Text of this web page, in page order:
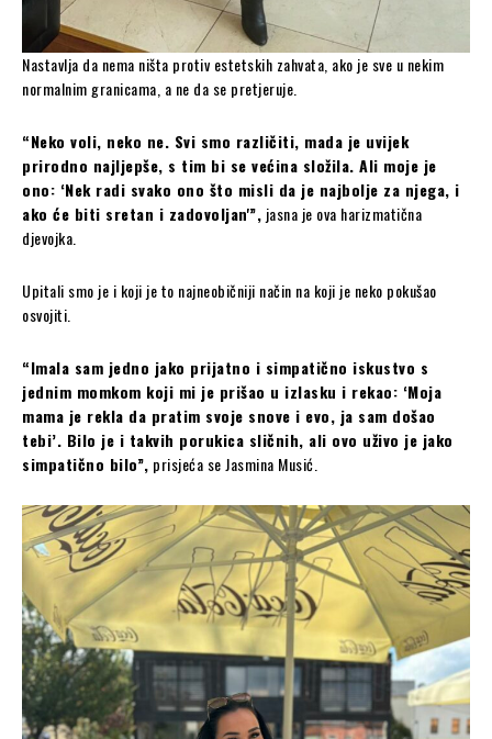
Nastavlja da nema ništa protiv estetskih zahvata, ako je sve u nekim
normalnim granicama, a ne da se pretjeruje.
“Neko voli, neko ne. Svi smo različiti, mada je uvijek
prirodno najljepše, s tim bi se većina složila. Ali moje je
ono: ‘Nek radi svako ono što misli da je najbolje za njega, i
ako će biti sretan i zadovoljan'”, jasna je ova harizmatična
djevojka.
Upitali smo je i koji je to najneobičniji način na koji je neko pokušao
osvojiti.
“Imala sam jedno jako prijatno i simpatično iskustvo s
jednim momkom koji mi je prišao u izlasku i rekao: ‘Moja
mama je rekla da pratim svoje snove i evo, ja sam došao
tebi’. Bilo je i takvih porukica sličnih, ali ovo uživo je jako
simpatično bilo”, prisjeća se Jasmina Musić.